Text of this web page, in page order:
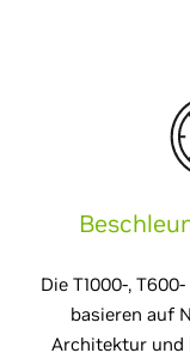
Die T1000-,
basieren auf
Architektur und